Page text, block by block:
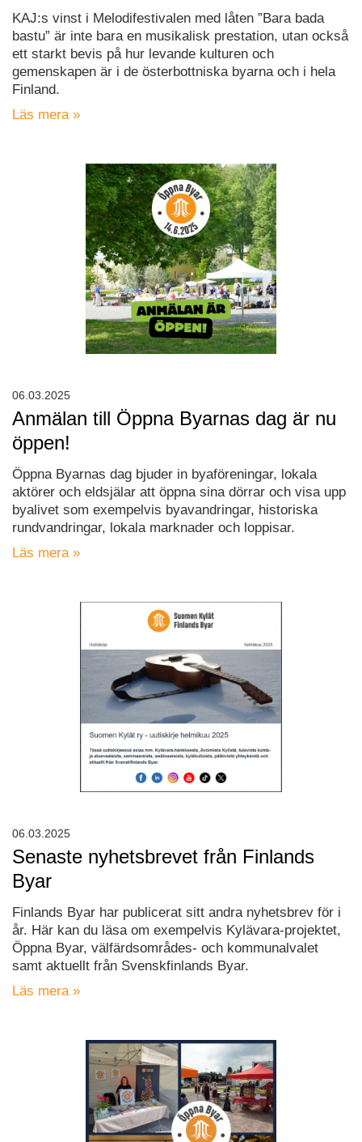
KAJ:s vinst i Melodifestivalen med låten ”Bara bada
bastu” är inte bara en musikalisk prestation, utan också
ett starkt bevis på hur levande kulturen och
gemenskapen är i de österbottniska byarna och i hela
Finland.
Läs mera »
Anmälan till Öppna Byarnas dag är nu
öppen!
Öppna Byarnas dag bjuder in byaföreningar, lokala
aktörer och eldsjälar att öppna sina dörrar och visa upp
byalivet som exempelvis byavandringar, historiska
rundvandringar, lokala marknader och loppisar.
Läs mera »
06.03.2025
Senaste nyhetsbrevet från Finlands
Byar
Finlands Byar har publicerat sitt andra nyhetsbrev för i
år. Här kan du läsa om exempelvis Kylävara-projektet,
Öppna Byar, välfärdsområdes- och kommunalvalet
samt aktuellt från Svenskfinlands Byar.
Läs mera »
06.03.2025